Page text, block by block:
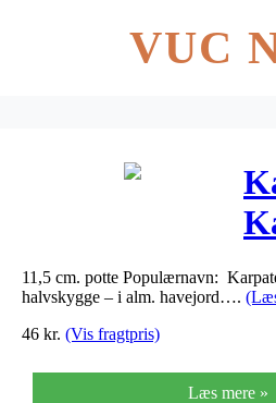
VUC
11,5 cm. potte Populærnavn:
halvskygge – i alm. havejord….
46 kr. (Vis fragtpris)
Læs mere »